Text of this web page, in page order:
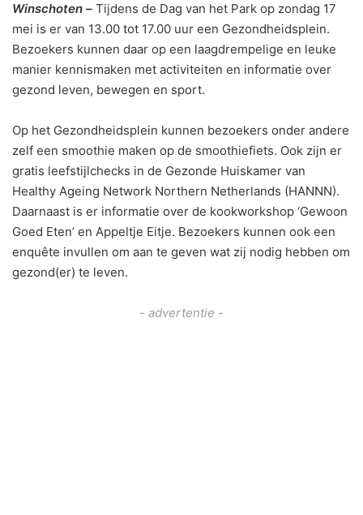
Winschoten – Tijdens de Dag van het Park op zondag 17
mei is er van 13.00 tot 17.00 uur een Gezondheidsplein.
Bezoekers kunnen daar op een laagdrempelige en leuke
manier kennismaken met activiteiten en informatie over
gezond leven, bewegen en sport.
Op het Gezondheidsplein kunnen bezoekers onder andere
zelf een smoothie maken op de smoothiefiets. Ook zijn er
gratis leefstijlchecks in de Gezonde Huiskamer van
Healthy Ageing Network Northern Netherlands (HANNN).
Daarnaast is er informatie over de kookworkshop ‘Gewoon
Goed Eten’ en Appeltje Eitje. Bezoekers kunnen ook een
enquête invullen om aan te geven wat zij nodig hebben om
gezond(er) te leven.
- advertentie -